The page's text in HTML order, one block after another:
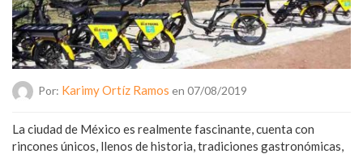
Por: Karimy Ortíz Ramos en 07/08/2019
La ciudad de México es realmente fascinante, cuenta con
rincones únicos, llenos de historia, tradiciones gastronómicas,